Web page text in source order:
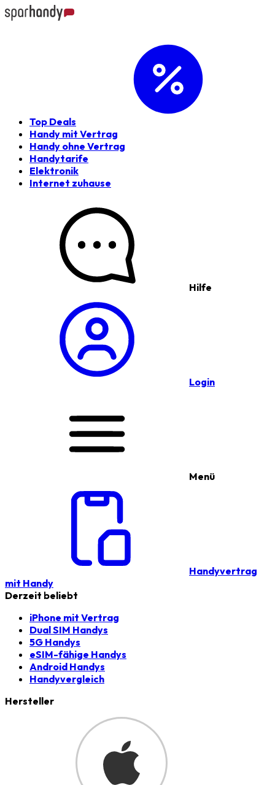
Top Deals
Handy mit Vertrag
Handy ohne Vertrag
Handytarife
Elektronik
Internet zuhause
Hilfe
Login
Menü
Handyvertrag
mit Handy
Derzeit beliebt
iPhone mit Vertrag
Dual SIM Handys
5G Handys
eSIM-fähige Handys
Android Handys
Handyvergleich
Hersteller